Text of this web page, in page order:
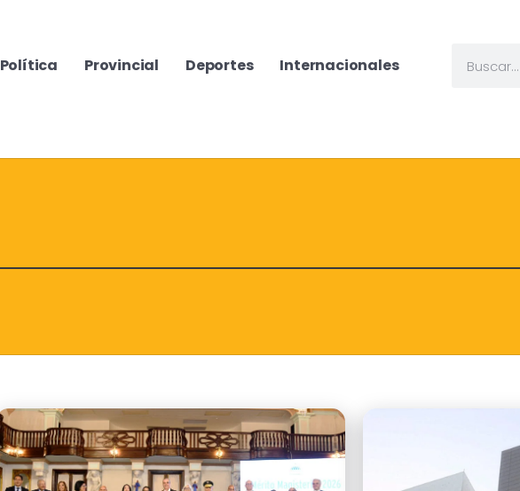
Política Provincial Deportes Internacionales